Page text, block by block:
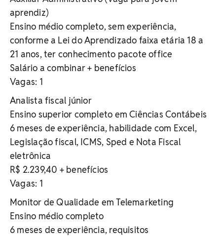
aprendiz)
Ensino médio completo, sem experiência,
conforme a Lei do Aprendizado faixa etária 18 a
21 anos, ter conhecimento pacote office
Salário a combinar + benefícios
Vagas: 1
Analista fiscal júnior
Ensino superior completo em Ciências Contábeis
6 meses de experiência, habilidade com Excel,
Legislação fiscal, ICMS, Sped e Nota Fiscal
eletrônica
R$ 2.239,40 + benefícios
Vagas: 1
Monitor de Qualidade em Telemarketing
Ensino médio completo
6 meses de experiência, requisitos